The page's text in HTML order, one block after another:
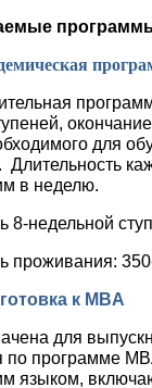
для
Длительность
в неделю.
8-недельной
проживания:
к MBA
для
по программе
языком,